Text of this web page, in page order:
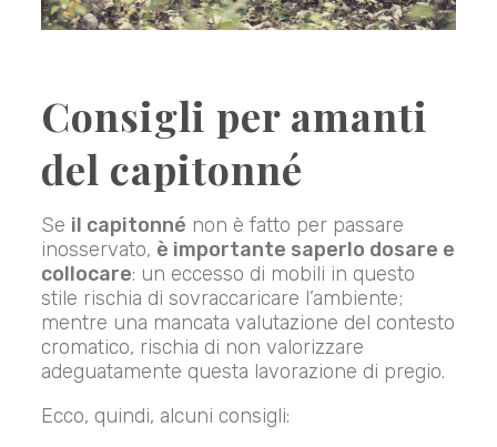
Consigli per amanti
del capitonné
Se il capitonné non è fatto per passare
inosservato, è importante saperlo dosare e
collocare: un eccesso di mobili in questo
stile rischia di sovraccaricare l’ambiente;
mentre una mancata valutazione del contesto
cromatico, rischia di non valorizzare
adeguatamente questa lavorazione di pregio.
Ecco, quindi, alcuni consigli: